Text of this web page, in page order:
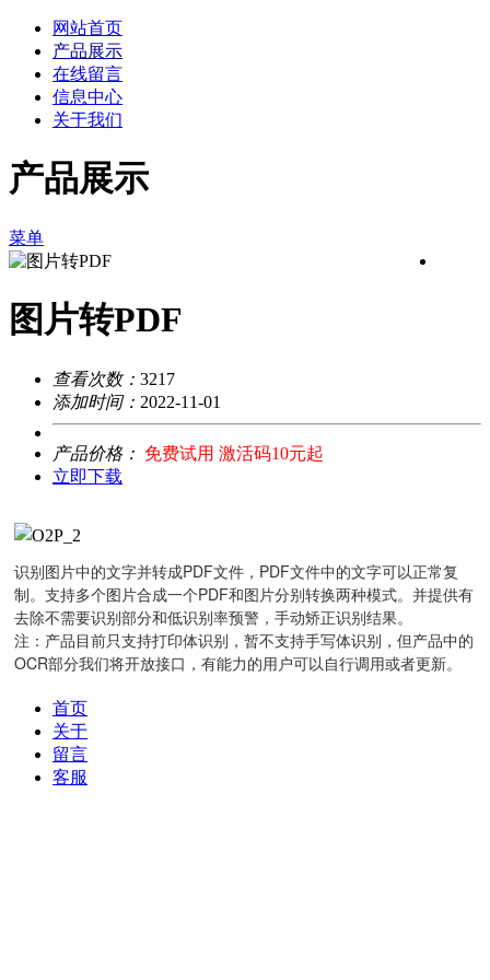
网站首页
产品展示
在线留言
信息中心
关于我们
产品展示
菜单
图片转PDF
查看次数： 3217
添加时间： 2022-11-01
产品价格： 免费试用 激活码10元起
立即下载
识别图片中的文字并转成PDF文件，PDF文件中的文字可以正常复
制。支持多个图片合成一个PDF和图片分别转换两种模式。并提供有
去除不需要识别部分和低识别率预警，手动矫正识别结果。
注：产品目前只支持打印体识别，暂不支持手写体识别，但产品中的
OCR部分我们将开放接口，有能力的用户可以自行调用或者更新。
首页
关于
留言
客服